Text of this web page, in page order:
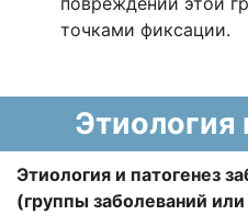
точками фиксации.
Этиология
Этиология и патогенез
(группы заболеваний